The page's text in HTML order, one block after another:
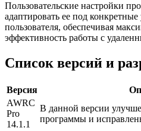
Пользовательские настройки
адаптировать ее под
пользователя, обеспечивая
эффективность работы с
Список версий и
Версия
AWRC
Pro
14.1.1
В данной версии
программы и